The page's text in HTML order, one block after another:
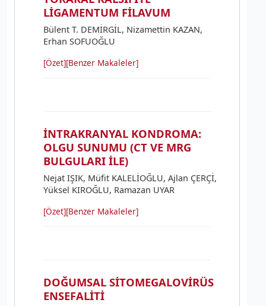
LİGAMENTUM FİLAVUM
Bülent T. DEMİRGİL, Nizamettin KAZAN,
Erhan SOFUOĞLU
[Özet][Benzer Makaleler]
İNTRAKRANYAL KONDROMA:
OLGU SUNUMU (CT VE MRG
BULGULARI İLE)
Nejat IŞIK, Müfit KALELİOĞLU, Ajlan ÇERÇİ,
Yüksel KIROĞLU, Ramazan UYAR
[Özet][Benzer Makaleler]
DOĞUMSAL SİTOMEGALOVİRÜS
ENSEFALİTİ